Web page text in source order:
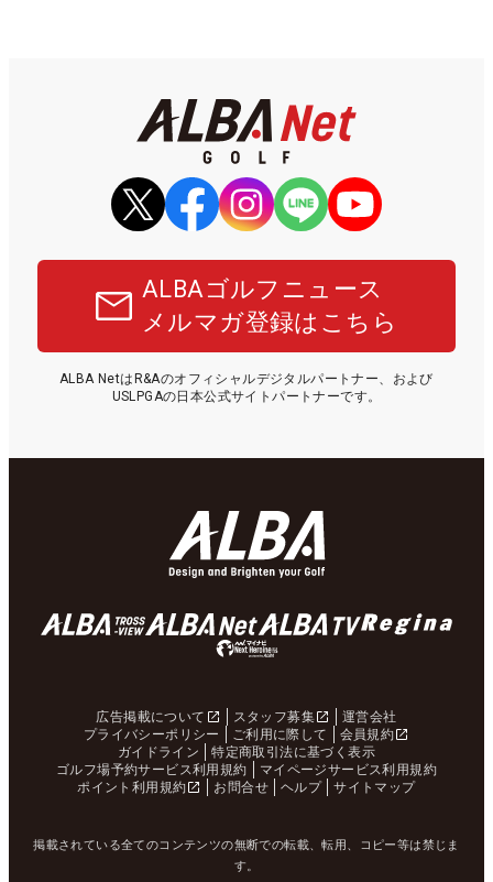
ALBAゴルフニュース
メルマガ登録はこちら
ALBA NetはR&Aのオフィシャルデジタルパートナー、および
USLPGAの日本公式サイトパートナーです。
広告掲載について スタッフ募集
運営会社
プライバシーポリシー
ご利用に際して
会員規約
ガイドライン
特定商取引法に基づく表示
ゴルフ場予約サービス利用規約
マイページサービス利用規約
ポイント利用規約
お問合せ ヘルプ サイトマップ
掲載されている全てのコンテンツの無断での転載、転用、コピー等は禁じま
す。